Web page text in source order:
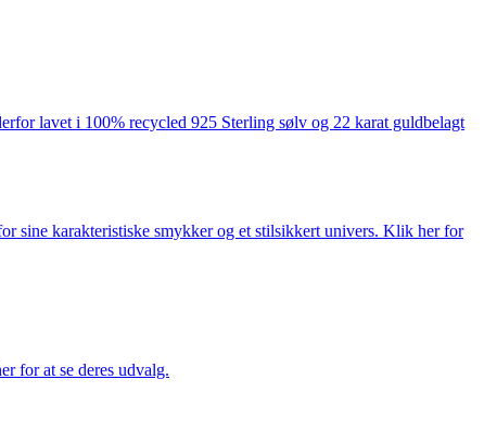
lavet i 100% recycled 925 Sterling sølv og 22 karat guldbelagt
sine karakteristiske smykker og et stilsikkert univers. Klik her for
for at se deres udvalg.